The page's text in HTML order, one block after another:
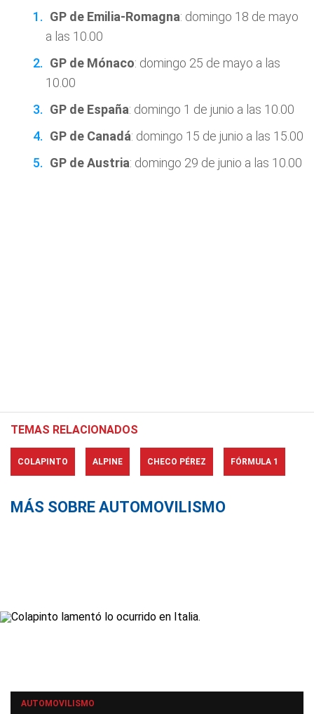
GP de Emilia-Romagna: domingo 18 de mayo
a las 10.00
GP de Mónaco: domingo 25 de mayo a las
10.00
GP de España: domingo 1 de junio a las 10.00
GP de Canadá: domingo 15 de junio a las 15.00
GP de Austria: domingo 29 de junio a las 10.00
TEMAS RELACIONADOS
COLAPINTO ALPINE CHECO PÉREZ FÓRMULA 1
MÁS SOBRE AUTOMOVILISMO
AUTOMOVILISMO